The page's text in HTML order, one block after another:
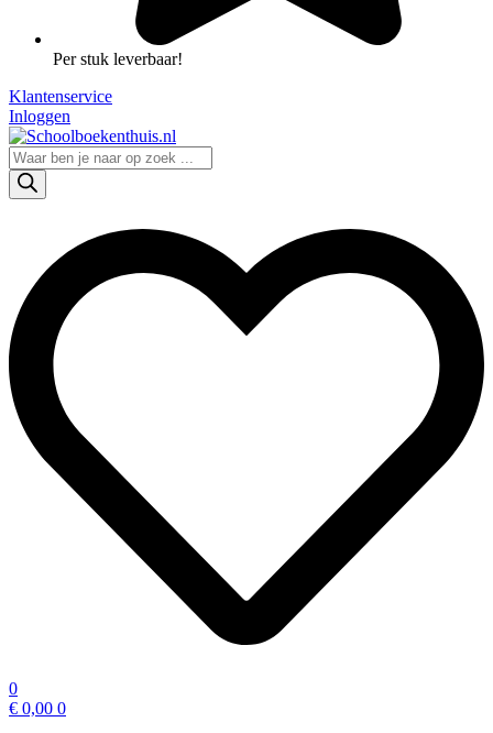
Per stuk leverbaar!
Klantenservice
Inloggen
Producten
zoeken
0
€ 0,00 0